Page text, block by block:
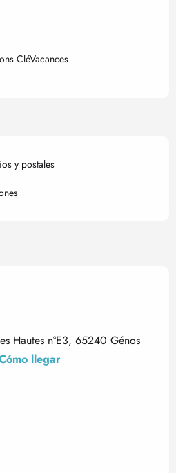
CléVacances
y postales
Hautes n°E3, 65240 Génos
llegar